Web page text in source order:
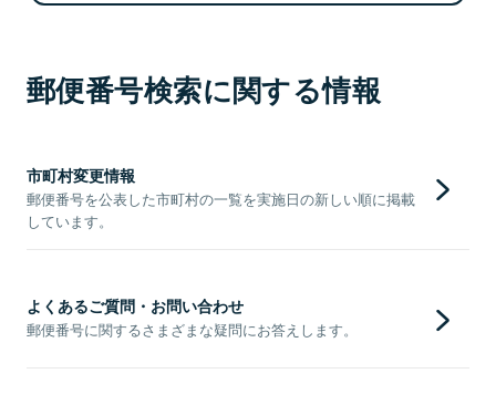
郵便番号検索に関する情報
市町村変更情報
郵便番号を公表した市町村の一覧を実施日の新しい順に掲載
しています。
よくあるご質問・お問い合わせ
郵便番号に関するさまざまな疑問にお答えします。